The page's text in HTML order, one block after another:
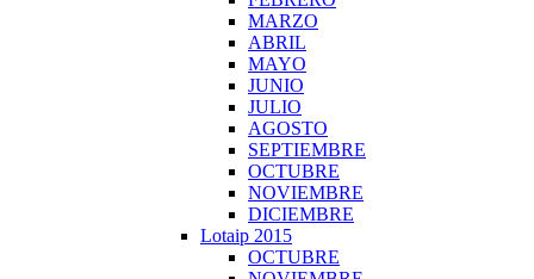
MARZO
ABRIL
MAYO
JUNIO
JULIO
AGOSTO
SEPTIEMBRE
OCTUBRE
NOVIEMBRE
DICIEMBRE
Lotaip 2015
OCTUBRE